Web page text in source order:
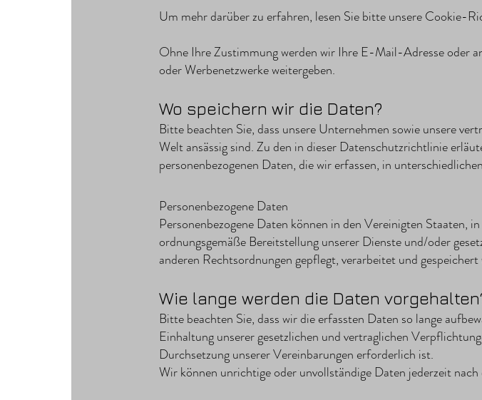
Um mehr darüber zu erfahren, lesen Sie bitte unsere Cookie-
Ohne Ihre Zustimmung werden wir Ihre E-Mail-Adresse oder
oder Werbenetzwerke weitergeben.
Wo speichern wir die Daten?
Bitte beachten Sie, dass unsere Unternehmen sowie unsere
Welt ansässig sind. Zu den in dieser Datenschutzrichtlinie
personenbezogenen Daten, die wir erfassen, in
Personenbezogene Daten
Personenbezogene Daten können in den Vereinigten Staaten,
ordnungsgemäße Bereitstellung unserer Dienste und/oder
anderen Rechtsordnungen gepflegt, verarbeitet und gespeichert
Wie lange werden die Daten
Bitte beachten Sie, dass wir die erfassten Daten so lange
Einhaltung unserer gesetzlichen und vertraglichen
Durchsetzung unserer Vereinbarungen erforderlich ist.
Wir können unrichtige oder unvollständige Daten jederzeit